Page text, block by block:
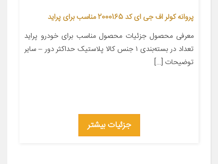
پروانه کولر اف جی ای کد 2000165 مناسب برای پراید
معرفی محصول جزئیات محصول مناسب برای خودرو پراید
تعداد در بسته‌بندی ۱ جنس کالا پلاستیک حداکثر دور – سایر
توضیحات […]
جزئیات بیشتر